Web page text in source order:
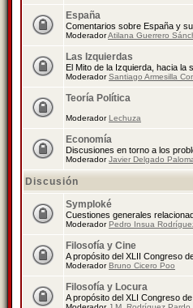
España
Comentarios sobre España y
ModeradorAtilana Guerrero
Las Izquierdas
El Mito de la Izquierda, hacia la
ModeradorSantiago Armesilla
Teoría Política
ModeradorLechuza
Economía
Discusiones en torno a los
ModeradorJavier Delgado
Discusión
Symploké
Cuestiones generales
ModeradorPedro Insua
Filosofía y Cine
A propósito del XLII Congreso
ModeradorBruno Cicero Poo
Filosofía y Locura
A propósito del XLI Congreso